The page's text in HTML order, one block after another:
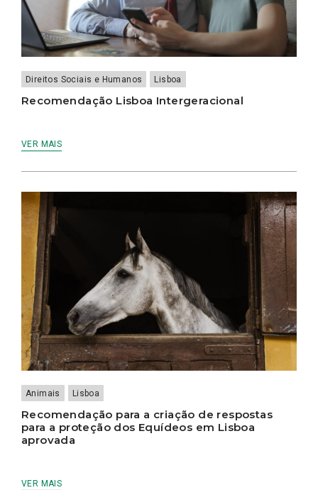
Direitos Sociais e Humanos Lisboa
Recomendação Lisboa Intergeracional
VER MAIS
Animais Lisboa
Recomendação para a criação de respostas
para a proteção dos Equídeos em Lisboa
aprovada
VER MAIS